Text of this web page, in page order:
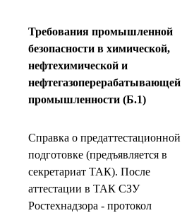
Требования промышленной
безопасности в химической,
нефтехимической и
нефтегазоперерабатывающей
промышленности (Б.1)
Справка о предаттестационной
подготовке (предъявляется в
секретариат ТАК). После
аттестации в ТАК СЗУ
Ростехнадзора - протокол